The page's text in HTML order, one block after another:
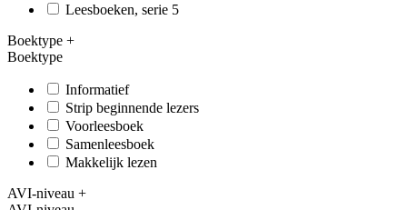
Leesboeken, serie 5
Boektype +
Boektype
Informatief
Strip beginnende lezers
Voorleesboek
Samenleesboek
Makkelijk lezen
AVI-niveau +